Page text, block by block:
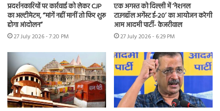
प्रदर्शनकारियों पर कार्रवाई को लेकर CJP
का अल्टीमेटम, “मांगें नहीं मानीं तो फिर शुरू
होगा आंदोलन”
27 July 2026 - 7:20 PM
एक अगस्त को दिल्ली में ‘नेशनल
टाउनहॉल अगेंस्ट ई-20’ का आयोजन करेगी
आम आदमी पार्टी- केजरीवाल
27 July 2026 - 6:29 PM